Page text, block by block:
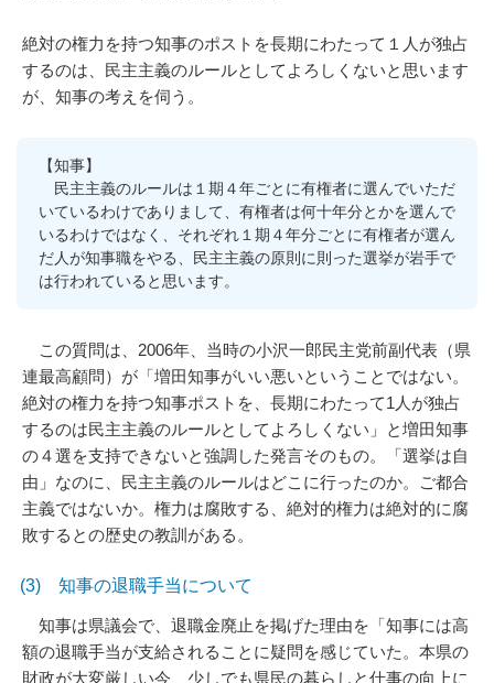
絶対の権力を持つ知事のポストを長期にわたって１人が独占
するのは、民主主義のルールとしてよろしくないと思います
が、知事の考えを伺う。
【知事】
民主主義のルールは１期４年ごとに有権者に選んでいただ
いているわけでありまして、有権者は何十年分とかを選んで
いるわけではなく、それぞれ１期４年分ごとに有権者が選ん
だ人が知事職をやる、民主主義の原則に則った選挙が岩手で
は行われていると思います。
この質問は、2006年、当時の小沢一郎民主党前副代表（県
連最高顧問）が「増田知事がいい悪いということではない。
絶対の権力を持つ知事ポストを、長期にわたって1人が独占
するのは民主主義のルールとしてよろしくない」と増田知事
の４選を支持できないと強調した発言そのもの。「選挙は自
由」なのに、民主主義のルールはどこに行ったのか。ご都合
主義ではないか。権力は腐敗する、絶対的権力は絶対的に腐
敗するとの歴史の教訓がある。
(3) 知事の退職手当について
知事は県議会で、退職金廃止を掲げた理由を「知事には高
額の退職手当が支給されることに疑問を感じていた。本県の
財政が大変厳しい今、少しでも県民の暮らしと仕事の向上に